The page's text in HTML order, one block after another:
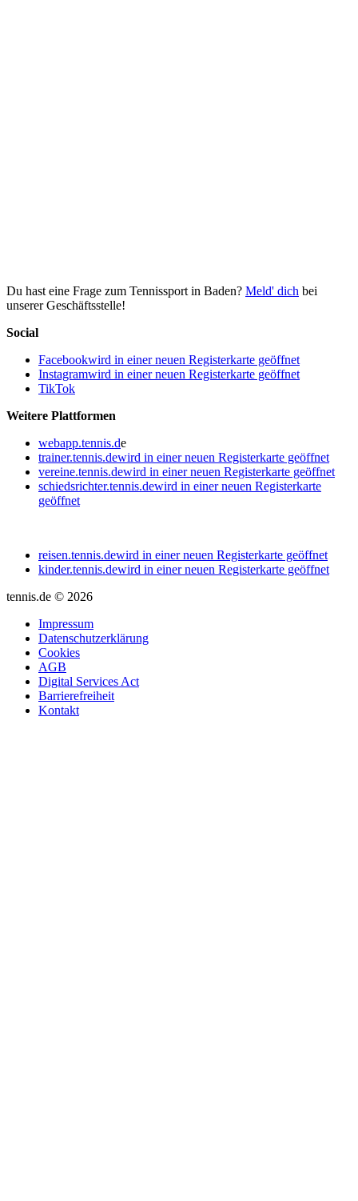
Du hast eine Frage zum Tennissport in Baden? Meld' dich bei
unserer Geschäftsstelle!
Social
Facebookwird in einer neuen Registerkarte geöffnet
Instagramwird in einer neuen Registerkarte geöffnet
TikTok
Weitere Plattformen
webapp.tennis.de
trainer.tennis.dewird in einer neuen Registerkarte geöffnet
vereine.tennis.dewird in einer neuen Registerkarte geöffnet
schiedsrichter.tennis.dewird in einer neuen Registerkarte
geöffnet
reisen.tennis.dewird in einer neuen Registerkarte geöffnet
kinder.tennis.dewird in einer neuen Registerkarte geöffnet
tennis.de © 2026
Impressum
Datenschutzerklärung
Cookies
AGB
Digital Services Act
Barrierefreiheit
Kontakt